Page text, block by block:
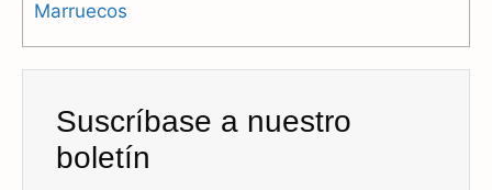
Marruecos
Suscríbase a nuestro
boletín